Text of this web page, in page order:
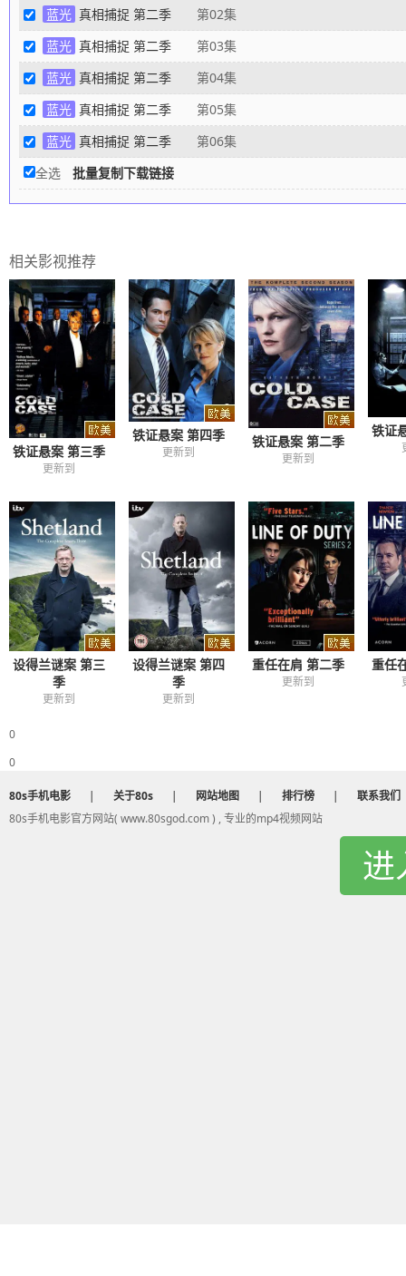
客，有志于最高层职位。
蓝光 真相捕捉 第二季 第02集
蓝光 真相捕捉 第二季 第03集
蓝光 真相捕捉 第二季 第04集
蓝光 真相捕捉 第二季 第05集
蓝光 真相捕捉 第二季 第06集
全选
批量复制下载链接
相关影视推荐
铁证悬案 第三季
更新到
铁证悬案 第四季
更新到
铁证悬案 第二季
更新到
铁证
设得兰谜案 第三
季
更新到
设得兰谜案 第四
季
更新到
重任在肩 第二季
更新到
重任
0
0
80s手机电影 | 关于80s | 网站地图 | 排行榜 |
联系我们
80s手机电影官方网站( www.80sgod.com ) , 专业的mp4视频网站
进